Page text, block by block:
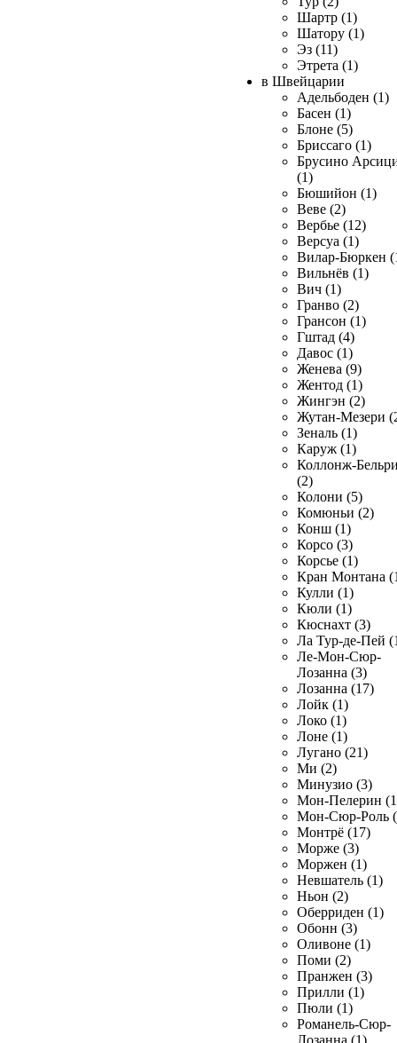
Шартр (1)
Шатору (1)
Эз (11)
Этрета (1)
в Швейцарии
Адельбоден (1)
Басен (1)
Блоне (5)
Бриссаго (1)
Брусино
(1)
Бюшийон (1)
Веве (2)
Вербье (12)
Версуа (1)
Вилар-Бюркен
Вильнёв (1)
Вич (1)
Гранво (2)
Грансон (1)
Гштад (4)
Давос (1)
Женева (9)
Жентод (1)
Жингэн (2)
Жутан-Мезери
Зеналь (1)
Каруж (1)
Коллонж-
(2)
Колони (5)
Комюньи (2)
Конш (1)
Корсо (3)
Корсье (1)
Кран Монтана
Кулли (1)
Кюли (1)
Кюснахт (3)
Ла Тур-де-Пей
Ле-Мон-Сюр-
Лозанна (3)
Лозанна (17)
Лойк (1)
Локо (1)
Лоне (1)
Лугано (21)
Ми (2)
Минузио (3)
Мон-Пелерин
Мон-Сюр-Роль
Монтрё (17)
Морже (3)
Моржен (1)
Невшатель (1)
Ньон (2)
Оберриден (1)
Обонн (3)
Оливоне (1)
Поми (2)
Пранжен (3)
Прилли (1)
Пюли (1)
Романель-Сюр-
Лозанна (1)